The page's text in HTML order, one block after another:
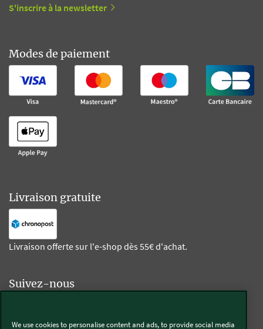
S'inscrire à la newsletter
Modes de paiement
Livraison gratuite
Livraison offerte sur l'e-shop dès 55€ d'achat.
Suivez-nous
We use cookies to personalise content and ads, to provide social media